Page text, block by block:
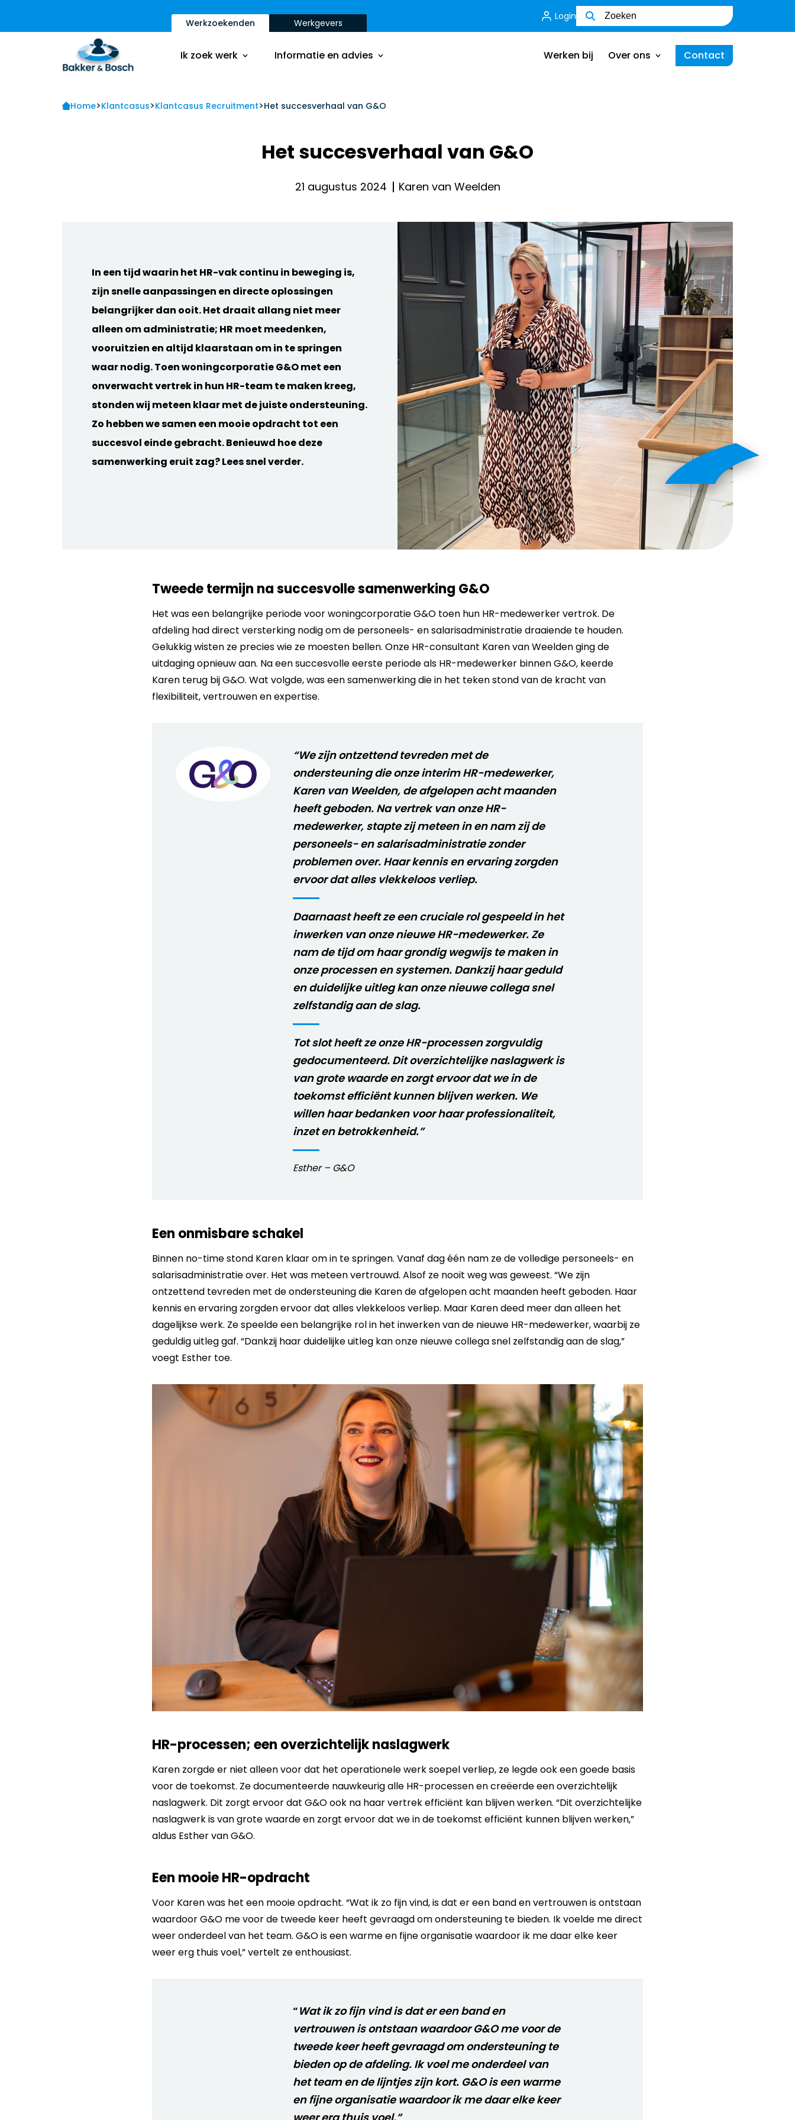
Werkzoekenden Werkgevers
Login
Ik zoek werk
Vacatures
Informatie en advies
Onze aanpak
Onze opdrachtgevers
Werken bij Over ons Contact
Vacatures
Inschrijfformulier
Onze aanpak
Onze dienstverbanden
Wie zijn wij
Home>Klantcasus>Klantcasus Recruitment>Het succesverhaal van G&O
Het succesverhaal van G&O
21 augustus 2024 Karen van Weelden
In een tijd waarin het HR-vak continu in beweging is,
zijn snelle aanpassingen en directe oplossingen
belangrijker dan ooit. Het draait allang niet meer
alleen om administratie; HR moet meedenken,
vooruitzien en altijd klaarstaan om in te springen
waar nodig. Toen woningcorporatie G&O met een
onverwacht vertrek in hun HR-team te maken kreeg,
stonden wij meteen klaar met de juiste ondersteuning.
Zo hebben we samen een mooie opdracht tot een
succesvol einde gebracht. Benieuwd hoe deze
samenwerking eruit zag? Lees snel verder.
Tweede termijn na succesvolle samenwerking G&O
Het was een belangrijke periode voor woningcorporatie G&O toen hun HR-medewerker vertrok. De
afdeling had direct versterking nodig om de personeels- en salarisadministratie draaiende te houden.
Gelukkig wisten ze precies wie ze moesten bellen. Onze HR-consultant Karen van Weelden ging de
uitdaging opnieuw aan. Na een succesvolle eerste periode als HR-medewerker binnen G&O, keerde
Karen terug bij G&O. Wat volgde, was een samenwerking die in het teken stond van de kracht van
flexibiliteit, vertrouwen en expertise.
“We zijn ontzettend tevreden met de
ondersteuning die onze interim HR-medewerker,
Karen van Weelden, de afgelopen acht maanden
heeft geboden. Na vertrek van onze HR-
medewerker, stapte zij meteen in en nam zij de
personeels- en salarisadministratie zonder
problemen over. Haar kennis en ervaring zorgden
ervoor dat alles vlekkeloos verliep.
Daarnaast heeft ze een cruciale rol gespeeld in het
inwerken van onze nieuwe HR-medewerker. Ze
nam de tijd om haar grondig wegwijs te maken in
onze processen en systemen. Dankzij haar geduld
en duidelijke uitleg kan onze nieuwe collega snel
zelfstandig aan de slag.
Tot slot heeft ze onze HR-processen zorgvuldig
gedocumenteerd. Dit overzichtelijke naslagwerk is
van grote waarde en zorgt ervoor dat we in de
toekomst efficiënt kunnen blijven werken. We
willen haar bedanken voor haar professionaliteit,
inzet en betrokkenheid.”
Esther – G&O
Een onmisbare schakel
Binnen no-time stond Karen klaar om in te springen. Vanaf dag één nam ze de volledige personeels- en
salarisadministratie over. Het was meteen vertrouwd. Alsof ze nooit weg was geweest. “We zijn
ontzettend tevreden met de ondersteuning die Karen de afgelopen acht maanden heeft geboden. Haar
kennis en ervaring zorgden ervoor dat alles vlekkeloos verliep. Maar Karen deed meer dan alleen het
dagelijkse werk. Ze speelde een belangrijke rol in het inwerken van de nieuwe HR-medewerker, waarbij ze
geduldig uitleg gaf. “Dankzij haar duidelijke uitleg kan onze nieuwe collega snel zelfstandig aan de slag,”
voegt Esther toe.
HR-processen; een overzichtelijk naslagwerk
Karen zorgde er niet alleen voor dat het operationele werk soepel verliep, ze legde ook een goede basis
voor de toekomst. Ze documenteerde nauwkeurig alle HR-processen en creëerde een overzichtelijk
naslagwerk. Dit zorgt ervoor dat G&O ook na haar vertrek efficiënt kan blijven werken. “Dit overzichtelijke
naslagwerk is van grote waarde en zorgt ervoor dat we in de toekomst efficiënt kunnen blijven werken,”
aldus Esther van G&O.
Een mooie HR-opdracht
Voor Karen was het een mooie opdracht. “Wat ik zo fijn vind, is dat er een band en vertrouwen is ontstaan
waardoor G&O me voor de tweede keer heeft gevraagd om ondersteuning te bieden. Ik voelde me direct
weer onderdeel van het team. G&O is een warme en fijne organisatie waardoor ik me daar elke keer
weer erg thuis voel,” vertelt ze enthousiast.
“Wat ik zo fijn vind is dat er een band en
vertrouwen is ontstaan waardoor G&O me voor de
tweede keer heeft gevraagd om ondersteuning te
bieden op de afdeling. Ik voel me onderdeel van
het team en de lijntjes zijn kort. G&O is een warme
en fijne organisatie waardoor ik me daar elke keer